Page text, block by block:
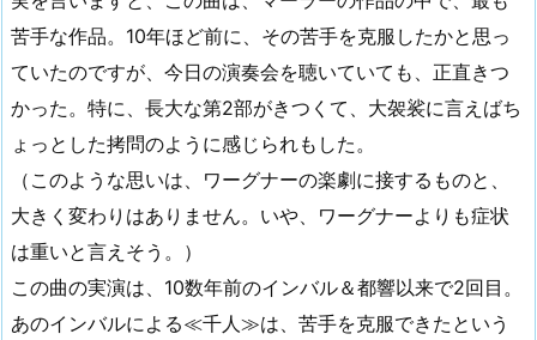
苦手な作品。10年ほど前に、その苦手を克服したかと思っ
ていたのですが、今日の演奏会を聴いていても、正直きつ
かった。特に、長大な第2部がきつくて、大袈裟に言えばち
ょっとした拷問のように感じられもした。
（このような思いは、ワーグナーの楽劇に接するものと、
大きく変わりはありません。いや、ワーグナーよりも症状
は重いと言えそう。）
この曲の実演は、10数年前のインバル＆都響以来で2回目。
あのインバルによる≪千人≫は、苦手を克服できたという